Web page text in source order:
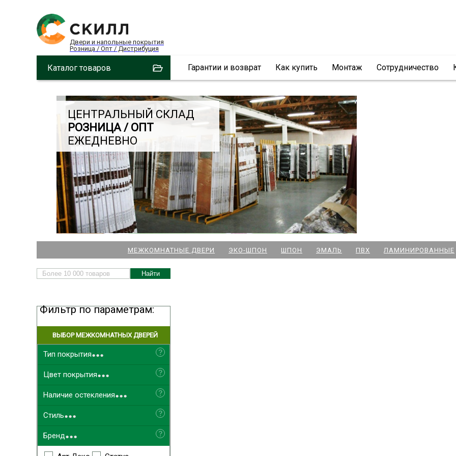
Двери и напольные покрытия
Розница / Опт / Дистрибуция
Каталог товаров Гарантии и возврат Как купить Монтаж Сотрудничество
ЦЕНТРАЛЬНЫЙ СКЛАД
РОЗНИЦА / ОПТ
ЕЖЕДНЕВНО
НАШИ МАГАЗИНЫ
ДВЕРЕЙ И ПАРКЕТА
м. Новочеркасская
м. Парк Победы
Выбрать ближайший
МЕЖКОМНАТНЫЕ ДВЕРИ ЭКО-ШПОН ШПОН ЭМАЛЬ ПВХ ЛАМИНИРОВАННЫЕ
Фильтр по параметрам:
ВЫБОР МЕЖКОМНАТНЫХ ДВЕРЕЙ
Тип покрытия...
Цвет покрытия...
Наличие остекления...
Стиль...
Бренд...